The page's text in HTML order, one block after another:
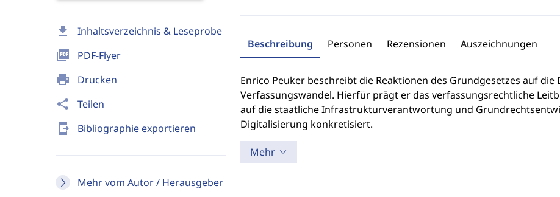
download Inhaltsverzeichnis & Leseprobe
picture_as_pdf PDF-Flyer
print Drucken
share Teilen
send_to_mobile Bibliographie exportieren
Mehr vom Autor / Herausgeber
Beschreibung Personen Rezensionen Auszeichnungen
Enrico Peuker beschreibt die Reaktionen des Grundgesetzes auf
Verfassungswandel. Hierfür prägt er das verfassungsrechtliche
auf die staatliche Infrastrukturverantwortung und
Digitalisierung konkretisiert.
Mehr